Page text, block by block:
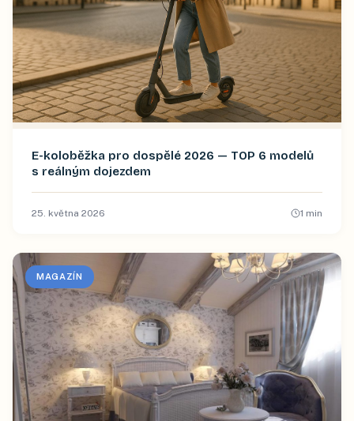
E-koloběžka pro dospělé 2026 — TOP 6 modelů
s reálným dojezdem
25. května 2026 1 min
MAGAZÍN